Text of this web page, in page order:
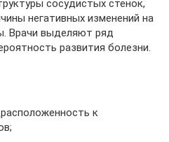
сосудистых стенок,
негативных изменений на
Врачи выделяют ряд
развития болезни.
к